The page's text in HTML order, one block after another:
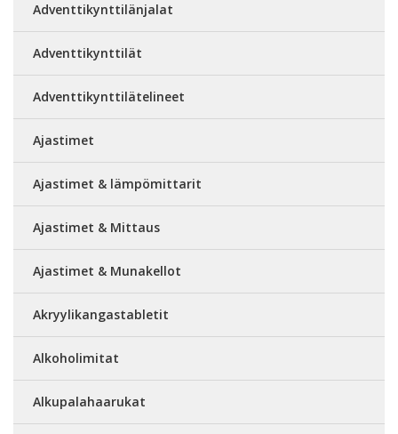
Adventtikynttilänjalat
Adventtikynttilät
Adventtikynttilätelineet
Ajastimet
Ajastimet & lämpömittarit
Ajastimet & Mittaus
Ajastimet & Munakellot
Akryylikangastabletit
Alkoholimitat
Alkupalahaarukat